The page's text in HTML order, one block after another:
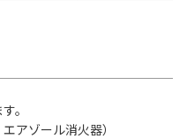
。
アゾール消火器）